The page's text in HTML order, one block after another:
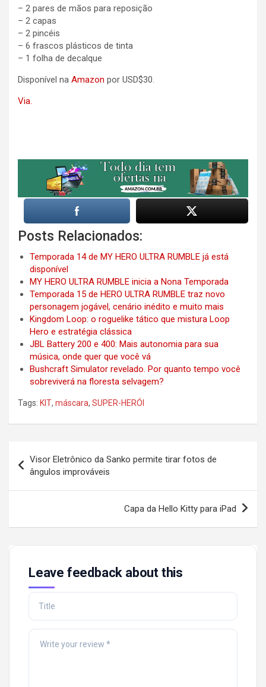
– 2 pares de mãos para reposição
– 2 capas
– 2 pincéis
– 6 frascos plásticos de tinta
– 1 folha de decalque
Disponível na Amazon por USD$30.
Via.
Posts Relacionados:
Temporada 14 de MY HERO ULTRA RUMBLE já está
disponível
MY HERO ULTRA RUMBLE inicia a Nona Temporada
Temporada 15 de HERO ULTRA RUMBLE traz novo
personagem jogável, cenário inédito e muito mais
Kingdom Loop: o roguelike tático que mistura Loop
Hero e estratégia clássica
JBL Battery 200 e 400: Mais autonomia para sua
música, onde quer que você vá
Bushcraft Simulator revelado. Por quanto tempo você
sobreviverá na floresta selvagem?
Tags: KIT, máscara, SUPER-HERÓI
navigation
Visor Eletrônico da Sanko permite tirar fotos de
ângulos improváveis
Capa da Hello Kitty para iPad
Leave feedback about this